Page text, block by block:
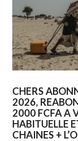
CHERS
2026,
2000 FCFA A
HABITUELLE
CHAINES +